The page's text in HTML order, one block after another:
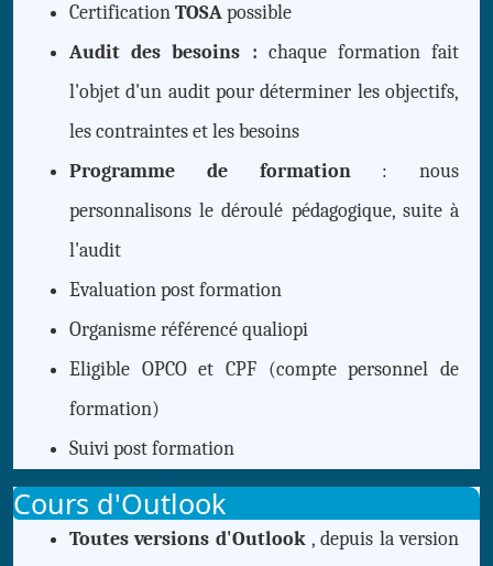
CertificationTOSApossible
Audit des besoins : chaque formation fait
l'objet d'un audit pour déterminer les objectifs,
les contraintes et les besoins
Programme de formation: nous
personnalisons le déroulé pédagogique, suite à
l'audit
Evaluation post formation
Organisme référencé qualiopi
Eligible OPCO et CPF (compte personnel de
formation)
Suivipost formation
Cours d'Outlook
Toutes versions d'Outlook , depuis la version